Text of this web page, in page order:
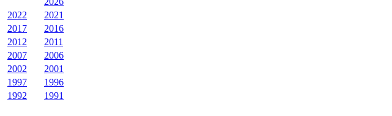
2022
2021
2017
2016
2012
2011
2007
2006
2002
2001
1997
1996
1992 1991